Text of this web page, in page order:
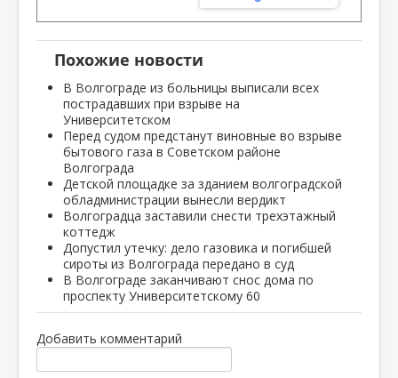
Похожие новости
В Волгограде из больницы выписали всех
пострадавших при взрыве на
Университетском
Перед судом предстанут виновные во взрыве
бытового газа в Советском районе
Волгограда
Детской площадке за зданием волгоградской
обладминистрации вынесли вердикт
Волгоградца заставили снести трехэтажный
коттедж
Допустил утечку: дело газовика и погибшей
сироты из Волгограда передано в суд
В Волгограде заканчивают снос дома по
проспекту Университетскому 60
Добавить комментарий